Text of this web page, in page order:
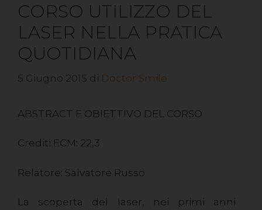
CORSO UTILIZZO DEL
LASER NELLA PRATICA
QUOTIDIANA
5 Giugno 2015 di Doctor Smile
ABSTRACT E OBIETTIVO DEL CORSO
Crediti ECM: 22,3
Relatore: Salvatore Russo
La scoperta del laser, nei primi anni